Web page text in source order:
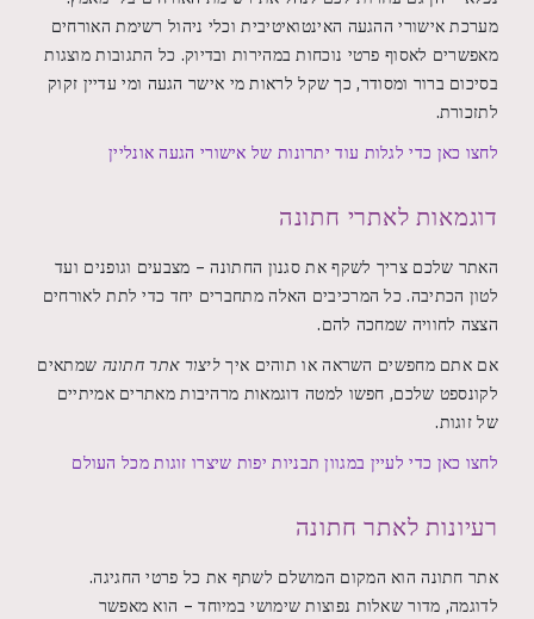
מערכת אישורי ההגעה האינטואיטיבית וכלי ניהול רשימת האורחים
מאפשרים לאסוף פרטי נוכחות במהירות ובדיוק. כל התגובות מוצגות
בסיכום ברור ומסודר, כך שקל לראות מי אישר הגעה ומי עדיין זקוק
לתזכורת.
לחצו כאן כדי לגלות עוד יתרונות של אישורי הגעה אונליין
דוגמאות לאתרי חתונה
האתר שלכם צריך לשקף את סגנון החתונה – מצבעים וגופנים ועד
לטון הכתיבה. כל המרכיבים האלה מתחברים יחד כדי לתת לאורחים
הצצה לחוויה שמחכה להם.
אם אתם מחפשים השראה או תוהים איך ליצור אתר חתונה שמתאים
לקונספט שלכם, חפשו למטה דוגמאות מרהיבות מאתרים אמיתיים
של זוגות.
לחצו כאן כדי לעיין במגוון תבניות יפות שיצרו זוגות מכל העולם
רעיונות לאתר חתונה
אתר חתונה הוא המקום המושלם לשתף את כל פרטי החגיגה.
לדוגמה, מדור שאלות נפוצות שימושי במיוחד – הוא מאפשר